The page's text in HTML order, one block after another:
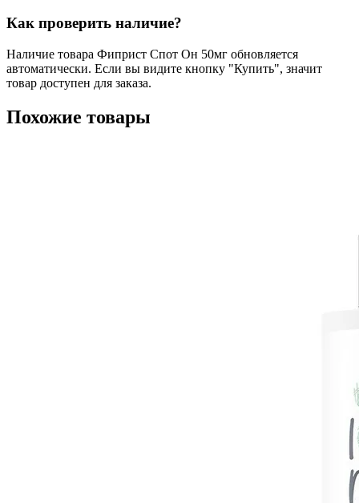
Как проверить наличие?
Наличие товара Фиприст Спот Он 50мг обновляется
автоматически. Если вы видите кнопку "Купить", значит
товар доступен для заказа.
Похожие товары